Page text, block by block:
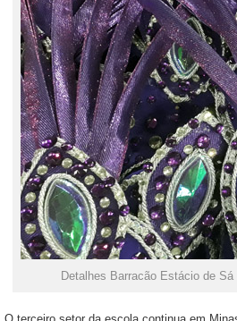
Detalhes Barracão Estácio de